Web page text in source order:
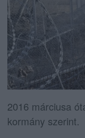
2016 márciusa
kormány szerint.